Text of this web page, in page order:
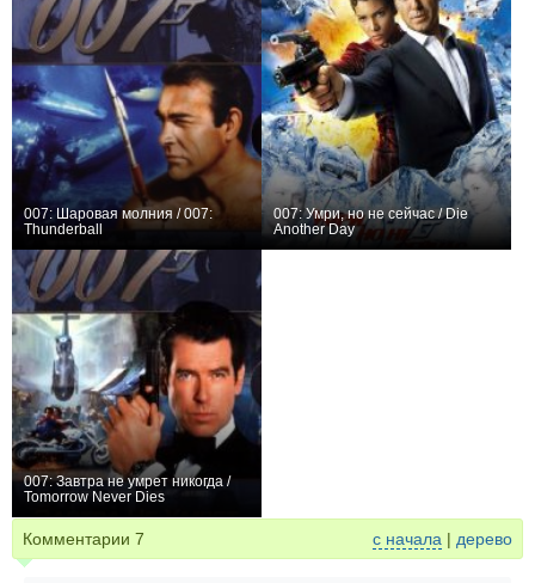
007: Шаровая молния / 007:
Thunderball
007: Умри, но не сейчас / Die
Another Day
007: Завтра не умрет никогда /
Tomorrow Never Dies
Комментарии 7 с начала | дерево